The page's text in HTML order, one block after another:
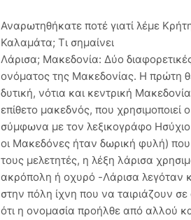
Αναρωτηθήκατε ποτέ γιατί λέμε
Καλαμάτα; Τι σημαίνει
Λάρισα; Μακεδονία: Δύο
ονόματος της Μακεδονίας. Η πρώτη
δυτική, νότια και κεντρική
επίθετο μακεδνός, που χρησιμοποιεί
σύμφωνα με τον λεξικογράφο
οι Μακεδόνες ήταν δωρική φυλή) που
τους μελετητές, η λέξη λάρισα
ακρόπολη ή οχυρό -Λάρισα λεγόταν
στην πόλη ίχνη που να ταιριάζουν
ότι η ονομασία προήλθε από αλλού